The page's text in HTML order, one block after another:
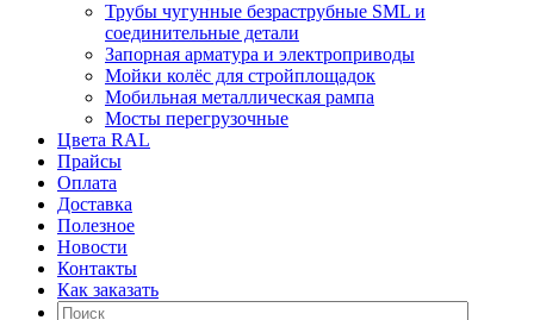
Трубы чугунные безраструбные SML и
соединительные детали
Запорная арматура и электроприводы
Мойки колёс для стройплощадок
Мобильная металлическая рампа
Мосты перегрузочные
Цвета RAL
Прайсы
Оплата
Доставка
Полезное
Новости
Контакты
Как заказать